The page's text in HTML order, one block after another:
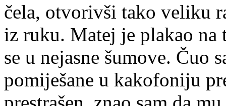
čela, otvorivši tako veliku
iz ruku. Matej je plakao
se u nejasne šumove. Čuo
pomiješane u kakofoniju